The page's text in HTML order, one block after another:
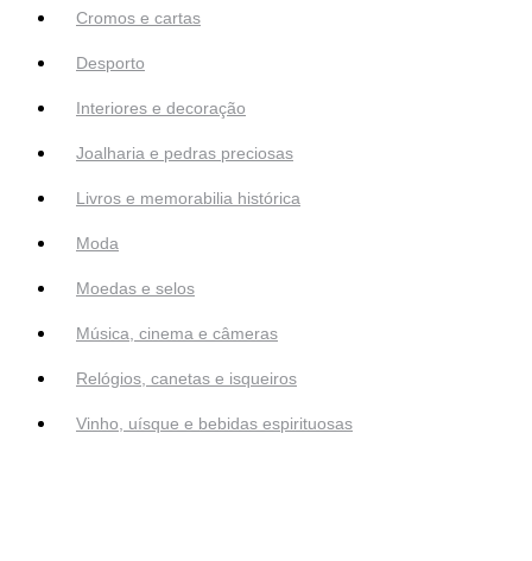
Cromos e cartas
Desporto
Interiores e decoração
Joalharia e pedras preciosas
Livros e memorabilia histórica
Moda
Moedas e selos
Música, cinema e câmeras
Relógios, canetas e isqueiros
Vinho, uísque e bebidas espirituosas